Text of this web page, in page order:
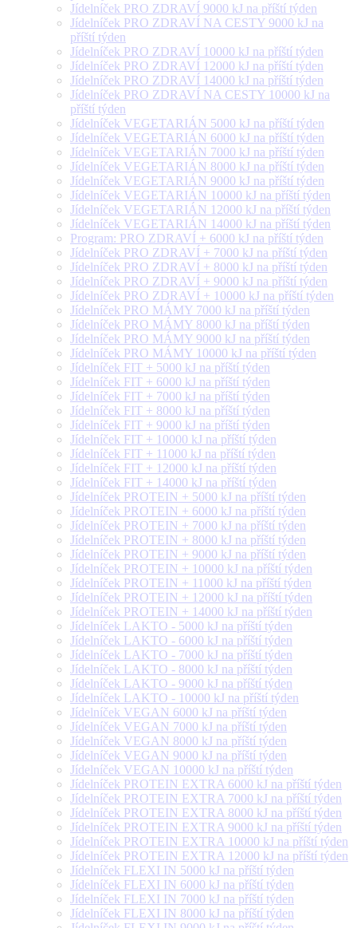
Jídelníček PRO ZDRAVÍ 9000 kJ na příští týden
Jídelníček PRO ZDRAVÍ NA CESTY 9000 kJ na
příští týden
Jídelníček PRO ZDRAVÍ 10000 kJ na příští týden
Jídelníček PRO ZDRAVÍ 12000 kJ na příští týden
Jídelníček PRO ZDRAVÍ 14000 kJ na příští týden
Jídelníček PRO ZDRAVÍ NA CESTY 10000 kJ na
příští týden
Jídelníček VEGETARIÁN 5000 kJ na příští týden
Jídelníček VEGETARIÁN 6000 kJ na příští týden
Jídelníček VEGETARIÁN 7000 kJ na příští týden
Jídelníček VEGETARIÁN 8000 kJ na příští týden
Jídelníček VEGETARIÁN 9000 kJ na příští týden
Jídelníček VEGETARIÁN 10000 kJ na příští týden
Jídelníček VEGETARIÁN 12000 kJ na příští týden
Jídelníček VEGETARIÁN 14000 kJ na příští týden
Program: PRO ZDRAVÍ + 6000 kJ na příští týden
Jídelníček PRO ZDRAVÍ + 7000 kJ na příští týden
Jídelníček PRO ZDRAVÍ + 8000 kJ na příští týden
Jídelníček PRO ZDRAVÍ + 9000 kJ na příští týden
Jídelníček PRO ZDRAVÍ + 10000 kJ na příští týden
Jídelníček PRO MÁMY 7000 kJ na příští týden
Jídelníček PRO MÁMY 8000 kJ na příští týden
Jídelníček PRO MÁMY 9000 kJ na příští týden
Jídelníček PRO MÁMY 10000 kJ na příští týden
Jídelníček FIT + 5000 kJ na příští týden
Jídelníček FIT + 6000 kJ na příští týden
Jídelníček FIT + 7000 kJ na příští týden
Jídelníček FIT + 8000 kJ na příští týden
Jídelníček FIT + 9000 kJ na příští týden
Jídelníček FIT + 10000 kJ na příští týden
Jídelníček FIT + 11000 kJ na příští týden
Jídelníček FIT + 12000 kJ na příští týden
Jídelníček FIT + 14000 kJ na příští týden
Jídelníček PROTEIN + 5000 kJ na příští týden
Jídelníček PROTEIN + 6000 kJ na příští týden
Jídelníček PROTEIN + 7000 kJ na příští týden
Jídelníček PROTEIN + 8000 kJ na příští týden
Jídelníček PROTEIN + 9000 kJ na příští týden
Jídelníček PROTEIN + 10000 kJ na příští týden
Jídelníček PROTEIN + 11000 kJ na příští týden
Jídelníček PROTEIN + 12000 kJ na příští týden
Jídelníček PROTEIN + 14000 kJ na příští týden
Jídelníček LAKTO - 5000 kJ na příští týden
Jídelníček LAKTO - 6000 kJ na příští týden
Jídelníček LAKTO - 7000 kJ na příští týden
Jídelníček LAKTO - 8000 kJ na příští týden
Jídelníček LAKTO - 9000 kJ na příští týden
Jídelníček LAKTO - 10000 kJ na příští týden
Jídelníček VEGAN 6000 kJ na příští týden
Jídelníček VEGAN 7000 kJ na příští týden
Jídelníček VEGAN 8000 kJ na příští týden
Jídelníček VEGAN 9000 kJ na příští týden
Jídelníček VEGAN 10000 kJ na příští týden
Jídelníček PROTEIN EXTRA 6000 kJ na příští týden
Jídelníček PROTEIN EXTRA 7000 kJ na příští týden
Jídelníček PROTEIN EXTRA 8000 kJ na příští týden
Jídelníček PROTEIN EXTRA 9000 kJ na příští týden
Jídelníček PROTEIN EXTRA 10000 kJ na příští týden
Jídelníček PROTEIN EXTRA 12000 kJ na příští týden
Jídelníček FLEXI IN 5000 kJ na příští týden
Jídelníček FLEXI IN 6000 kJ na příští týden
Jídelníček FLEXI IN 7000 kJ na příští týden
Jídelníček FLEXI IN 8000 kJ na příští týden